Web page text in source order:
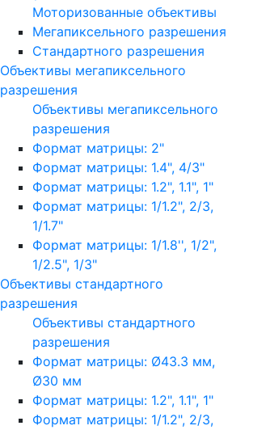
Моторизованные объективы
Мегапиксельного разрешения
Стандартного разрешения
Объективы мегапиксельного
разрешения
Объективы мегапиксельного
разрешения
Формат матрицы: 2"
Формат матрицы: 1.4", 4/3"
Формат матрицы: 1.2", 1.1", 1"
Формат матрицы: 1/1.2", 2/3,
1/1.7"
Формат матрицы: 1/1.8'', 1/2",
1/2.5", 1/3"
Объективы стандартного
разрешения
Объективы стандартного
разрешения
Формат матрицы: Ø43.3 мм,
Ø30 мм
Формат матрицы: 1.2", 1.1", 1"
Формат матрицы: 1/1.2", 2/3,